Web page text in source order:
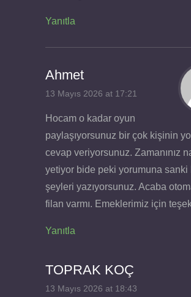
Yanıtla
Ahmet
13 Mayıs 2026 at 17:21
Hocam o kadar oyun
paylaşıyorsunuz bir çok kişinin
cevap veriyorsunuz. Zamanınız
yetiyor bide peki yorumuna sanki
şeyleri yazıyorsunuz. Acaba
filan varmı. Emeklerimiz için
Yanıtla
TOPRAK KOÇ
13 Mayıs 2026 at 18:43